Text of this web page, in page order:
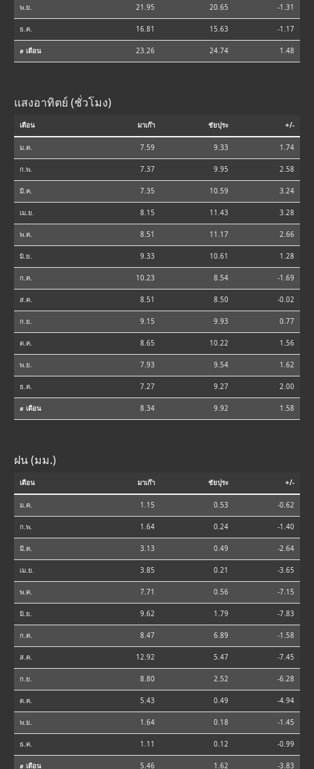
พ.ย. 21.95 20.65 -1.31
ธ.ค. 16.81 15.63 -1.17
⌀ เดือน 23.26 24.74 1.48
แสงอาทิตย์ (ชั่วโมง)
เดือน มาเก๊า ชัยปุระ +/-
ม.ค. 7.59 9.33 1.74
ก.พ. 7.37 9.95 2.58
มี.ค. 7.35 10.59 3.24
เม.ย. 8.15 11.43 3.28
พ.ค. 8.51 11.17 2.66
มิ.ย. 9.33 10.61 1.28
ก.ค. 10.23 8.54 -1.69
ส.ค. 8.51 8.50 -0.02
ก.ย. 9.15 9.93 0.77
ต.ค. 8.65 10.22 1.56
พ.ย. 7.93 9.54 1.62
ธ.ค. 7.27 9.27 2.00
⌀ เดือน 8.34 9.92 1.58
ฝน (มม.)
เดือน มาเก๊า ชัยปุระ +/-
ม.ค. 1.15 0.53 -0.62
ก.พ. 1.64 0.24 -1.40
มี.ค. 3.13 0.49 -2.64
เม.ย. 3.85 0.21 -3.65
พ.ค. 7.71 0.56 -7.15
มิ.ย. 9.62 1.79 -7.83
ก.ค. 8.47 6.89 -1.58
ส.ค. 12.92 5.47 -7.45
ก.ย. 8.80 2.52 -6.28
ต.ค. 5.43 0.49 -4.94
พ.ย. 1.64 0.18 -1.45
ธ.ค. 1.11 0.12 -0.99
⌀ เดือน 5.46 1.62 -3.83